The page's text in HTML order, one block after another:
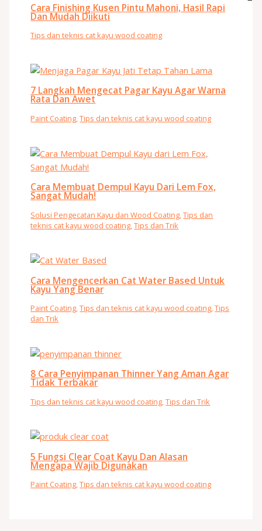
Cara Finishing Kusen Pintu Mahoni, Hasil Rapi
Dan Mudah Diikuti
Tips dan teknis cat kayu wood coating
7 Langkah Mengecat Pagar Kayu Agar Warna
Rata Dan Awet
Paint Coating,Tips dan teknis cat kayu wood coating
Cara Membuat Dempul Kayu Dari Lem Fox,
Sangat Mudah!
Solusi Pengecatan Kayu dan Wood Coating ,Tips dan
teknis cat kayu wood coating ,Tips dan Trik
Cara Mengencerkan Cat Water Based Untuk
Kayu Yang Benar
Paint Coating,Tips dan teknis cat kayu wood coating,Tips
dan Trik
8 Cara Penyimpanan Thinner Yang Aman Agar
Tidak Terbakar
Tips dan teknis cat kayu wood coating,Tips dan Trik
5 Fungsi Clear Coat Kayu Dan Alasan
Mengapa Wajib Digunakan
Paint Coating,Tips dan teknis cat kayu wood coating